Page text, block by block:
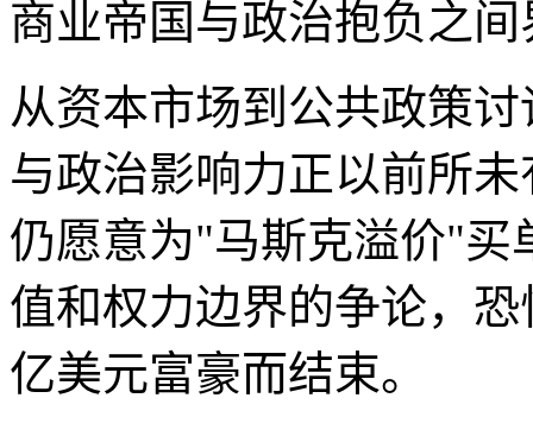
商业帝国与政治抱负之
从资本市场到公共政策
与政治影响力正以前所
仍愿意为"马斯克溢价"买
值和权力边界的争论，
亿美元富豪而结束。